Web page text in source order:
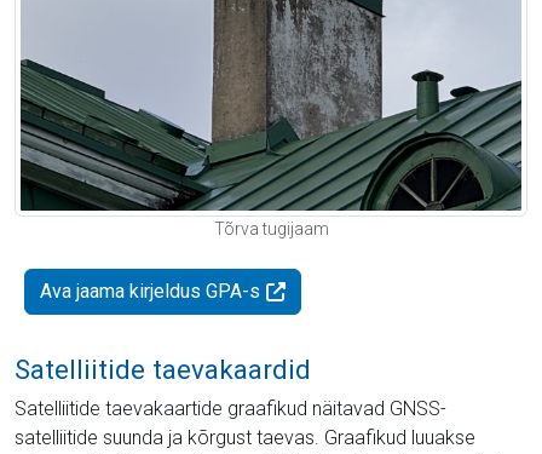
Tõrva tugijaam
Ava jaama kirjeldus GPA-s
Satelliitide taevakaardid
Satelliitide taevakaartide graafikud näitavad GNSS-
satelliitide suunda ja kõrgust taevas. Graafikud luuakse